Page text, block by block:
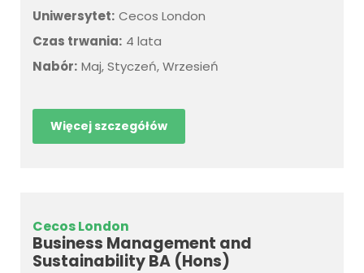
Uniwersytet: Cecos London
Czas trwania: 4 lata
Nabór: Maj, Styczeń, Wrzesień
Więcej szczegółów
Cecos London
Business Management and
Sustainability BA (Hons)